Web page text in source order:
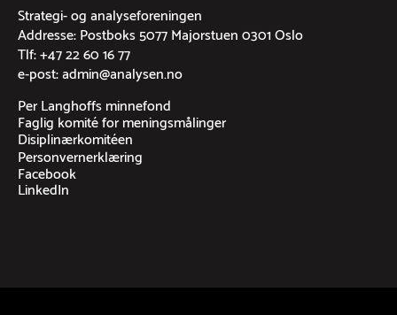
Strategi- og analyseforeningen
Addresse: Postboks 5077 Majorstuen 0301 Oslo
Tlf: +47 22 60 16 77
e-post: admin@analysen.no
Per Langhoffs minnefond
Faglig komité for meningsmålinger
Disiplinærkomitéen
Personvernerklæring
Facebook
LinkedIn